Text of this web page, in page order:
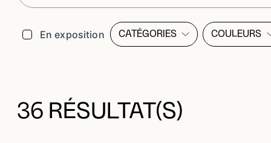
En exposition CATÉGORIESOUVRIR LA MODALE DE
COULEURS
36 RÉSULTAT(S)